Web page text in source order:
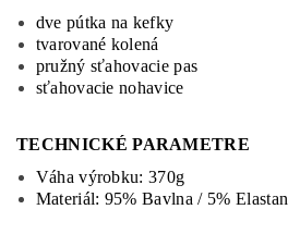
dve pútka na kefky
tvarované kolená
pružný sťahovacie pas
sťahovacie nohavice
TECHNICKÉ PARAMETRE
Váha výrobku: 370g
Materiál: 95% Bavlna / 5% Elastan